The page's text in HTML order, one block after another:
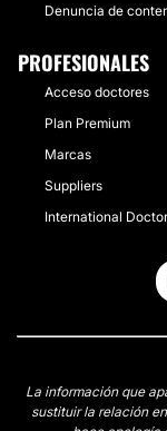
Denuncia de
PROFESIONALES
Acceso doctores
Plan Premium
Marcas
Suppliers
International
La información que
sustituir la relación